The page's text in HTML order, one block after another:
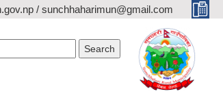
/ sunchhaharimun@gmail.com